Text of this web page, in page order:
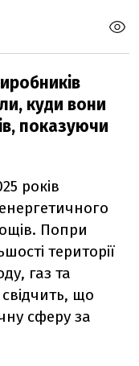
куди вони
показуючи
років
Попри
території
газ та
що
сферу за